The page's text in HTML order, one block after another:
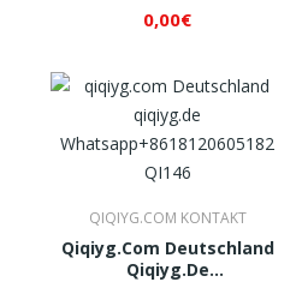
QI128
0,00€
QIQIYG.COM KONTAKT
Qiqiyg.com Deutschland
Qiqiyg.de